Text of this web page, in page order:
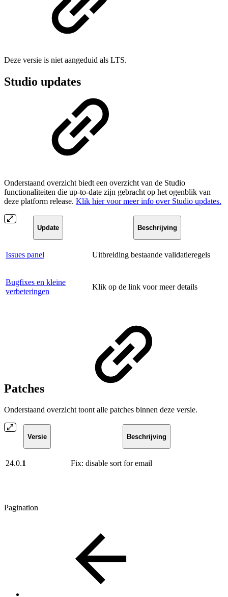
Deze versie is niet aangeduid als LTS.
Studio updates
Onderstaand overzicht biedt een overzicht van de Studio
functionaliteiten die up-to-date zijn gebracht op het ogenblik van
deze platform release. Klik hier voor meer info over Studio updates.
Update Beschrijving
Issues panel Uitbreiding bestaande validatieregels
Bugfixes en kleine
verbeteringen
Klik op de link voor meer details
Patches
Onderstaand overzicht toont alle patches binnen deze versie.
Versie Beschrijving
24.0.1 Fix: disable sort for email
Pagination